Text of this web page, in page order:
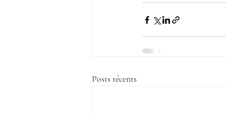
Posts récents